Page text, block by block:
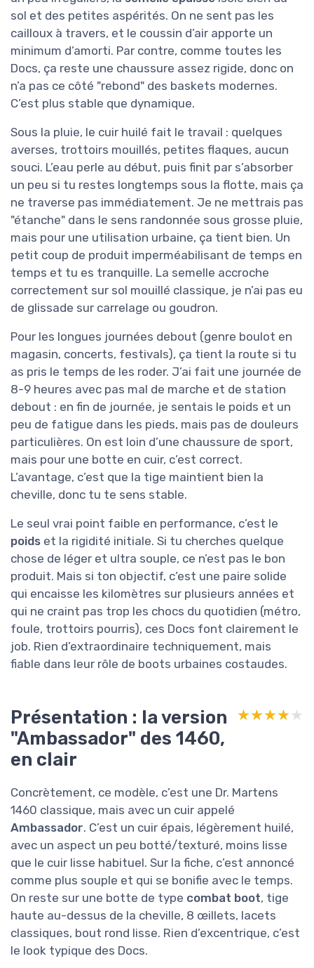
sol et des petites aspérités. On ne sent pas les
cailloux à travers, et le coussin d’air apporte un
minimum d’amorti. Par contre, comme toutes les
Docs, ça reste une chaussure assez rigide, donc on
n’a pas ce côté "rebond" des baskets modernes.
C’est plus stable que dynamique.
Sous la pluie, le cuir huilé fait le travail : quelques
averses, trottoirs mouillés, petites flaques, aucun
souci. L’eau perle au début, puis finit par s’absorber
un peu si tu restes longtemps sous la flotte, mais ça
ne traverse pas immédiatement. Je ne mettrais pas
"étanche" dans le sens randonnée sous grosse pluie,
mais pour une utilisation urbaine, ça tient bien. Un
petit coup de produit imperméabilisant de temps en
temps et tu es tranquille. La semelle accroche
correctement sur sol mouillé classique, je n’ai pas eu
de glissade sur carrelage ou goudron.
Pour les longues journées debout (genre boulot en
magasin, concerts, festivals), ça tient la route si tu
as pris le temps de les roder. J’ai fait une journée de
8-9 heures avec pas mal de marche et de station
debout : en fin de journée, je sentais le poids et un
peu de fatigue dans les pieds, mais pas de douleurs
particulières. On est loin d’une chaussure de sport,
mais pour une botte en cuir, c’est correct.
L’avantage, c’est que la tige maintient bien la
cheville, donc tu te sens stable.
Le seul vrai point faible en performance, c’est le
poids et la rigidité initiale. Si tu cherches quelque
chose de léger et ultra souple, ce n’est pas le bon
produit. Mais si ton objectif, c’est une paire solide
qui encaisse les kilomètres sur plusieurs années et
qui ne craint pas trop les chocs du quotidien (métro,
foule, trottoirs pourris), ces Docs font clairement le
job. Rien d’extraordinaire techniquement, mais
fiable dans leur rôle de boots urbaines costaudes.
Présentation : la version
"Ambassador" des 1460,
en clair
★★★★★
★★★★★
Concrètement, ce modèle, c’est une Dr. Martens
1460 classique, mais avec un cuir appelé
Ambassador. C’est un cuir épais, légèrement huilé,
avec un aspect un peu botté/texturé, moins lisse
que le cuir lisse habituel. Sur la fiche, c’est annoncé
comme plus souple et qui se bonifie avec le temps.
On reste sur une botte de type combat boot, tige
haute au-dessus de la cheville, 8 œillets, lacets
classiques, bout rond lisse. Rien d’excentrique, c’est
le look typique des Docs.